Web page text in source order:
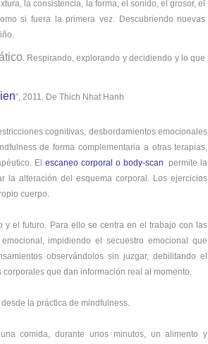
la consistencia, la forma, el sonido, el grosor, el
si fuera la primera vez. Descubriendo nuevas
. Respirando, explorando y decidiendo y lo que
”, 2011. De Thich Nhat Hanh
cognitivas, desbordamientos emocionales
de forma complementaria a otras terapias,
El escaneo corporal o body-scan permite la
la alteración del esquema corporal. Los ejercicios
cuerpo.
el futuro. Para ello se centra en el trabajo con las
impidiendo el secuestro emocional que
observándolos sin juzgar, debilitando el
que dan información real al momento.
la práctica de mindfulness.
comida, durante unos minutos, un alimento y